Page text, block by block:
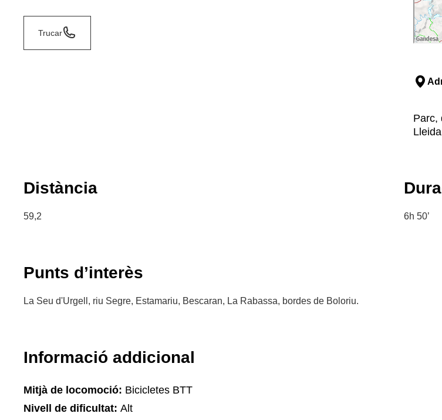
Trucar
Parc,
Lleida
Distància
59,2 6h 50’
Punts d’interès
La Seu d'Urgell, riu Segre, Estamariu, Bescaran, La Rabassa, bordes de Boloriu.
Informació addicional
Mitjà de locomoció: Bicicletes BTT
Nivell de dificultat: Alt